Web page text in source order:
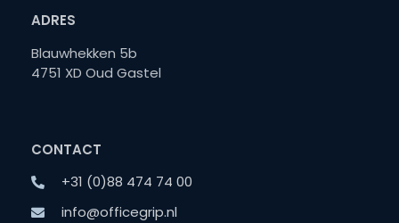
ADRES
Blauwhekken 5b
4751 XD Oud Gastel
CONTACT
+31 (0)88 474 74 00
info@officegrip.nl